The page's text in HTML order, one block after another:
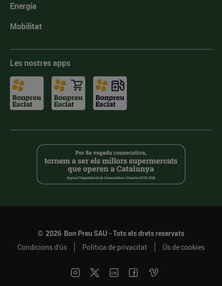
Energia
Mobilitat
Les nostres apps
© 2026 Bon Preu SAU - Tots els drets reservats
Condicions d’ús
Política de privacitat Ús de cookies